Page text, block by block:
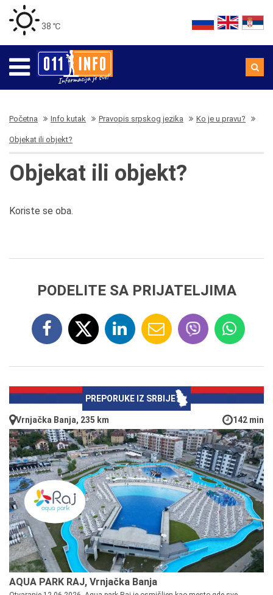
38 ℃
Početna Info kutak Pravopis srpskog jezika Ko je u pravu?
Objekat ili objekt?
Objekat ili objekt?
Koriste se oba.
PODELITE SA PRIJATELJIMA
PREPORUKE IZ SRBIJE
Vrnjačka Banja, 235 km 142 min
AQUA PARK RAJ, Vrnjačka Banja